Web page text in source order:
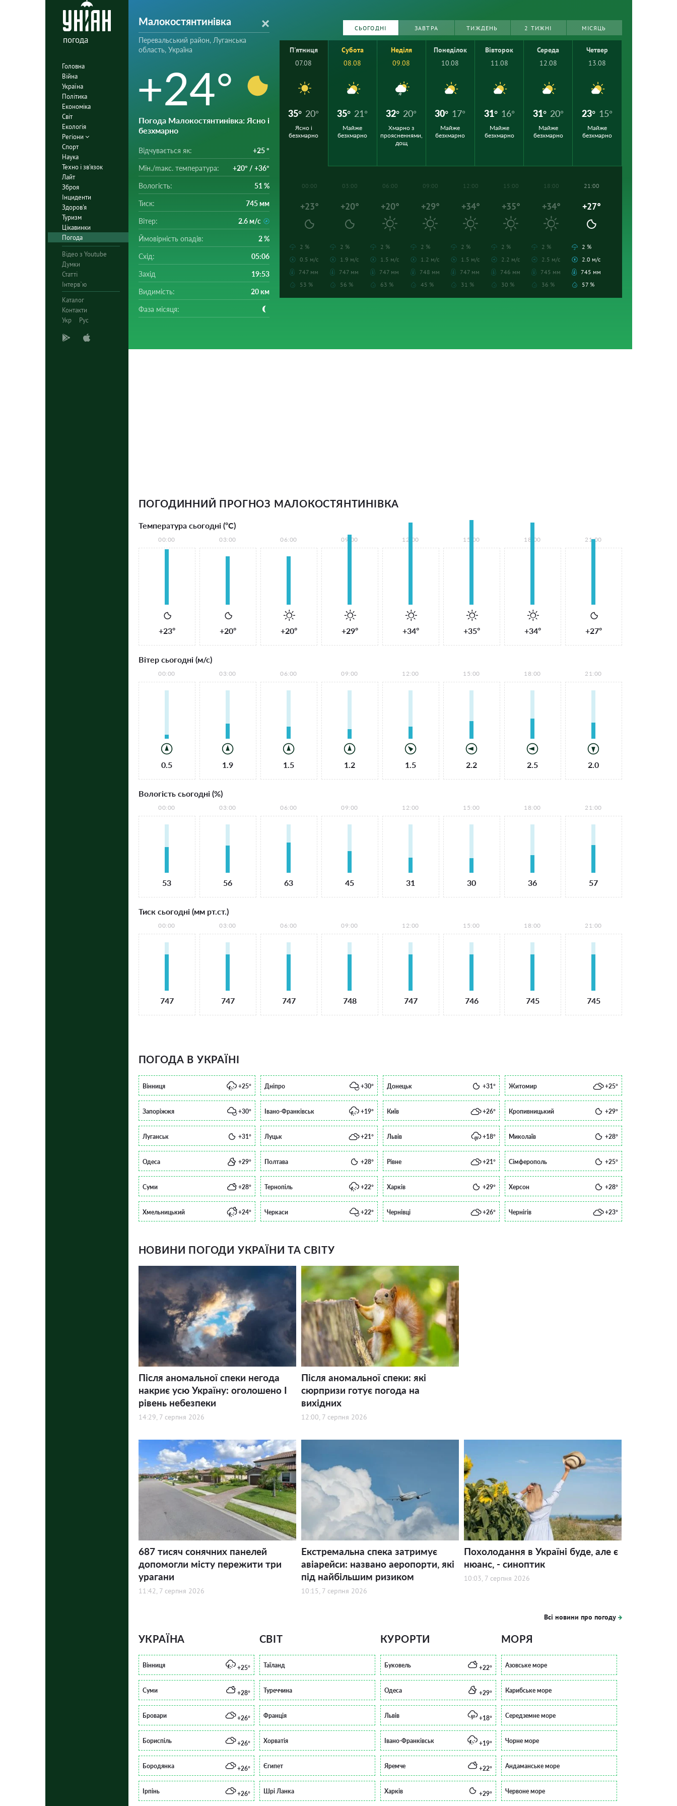
погода
Головна
Війна
Україна
Політика
Економіка
Світ
Екологія
Регіони
Спорт
Наука
Техно і зв'язок
Лайт
Зброя
Інциденти
Здоров'я
Туризм
Цікавинки
Погода
Відео з Youtube
Думки
Статті
Інтерв`ю
Каталог
Контакти
Укр
Рус
Малокостянтинівка
Перевальський район, Луганська
область, Україна
+24°
Погода Малокостянтинівка: Ясно і
безхмарно
Відчувається як: +25 °
Мін./mакс. температура: +20° / +36°
Вологість: 51 %
Тиск: 745 мм
Вітер: 2.6 м/с
Ймовірність опадів: 2 %
Схід: 05:06
Захід 19:53
Видимість: 20 км
Фаза місяця:
СЬОГОДНІ ЗАВТРА ТИЖДЕНЬ 2 ТИЖНІ МІСЯЦЬ
П'ятниця
07.08
35° 20°
Ясно і
безхмарно
Субота
08.08
35° 21°
Майже
безхмарно
Неділя
09.08
32° 20°
Хмарно з
проясненнями,
дощ
Понеділок
10.08
30° 17°
Майже
безхмарно
Вівторок
11.08
31° 16°
Майже
безхмарно
Середа
12.08
31° 20°
Майже
безхмарно
Четвер
13.08
23° 15°
Майже
безхмарно
00:00
+23°
2 %
0.5 м/с
747 мм
53 %
03:00
+20°
2 %
1.9 м/с
747 мм
56 %
06:00
+20°
2 %
1.5 м/с
747 мм
63 %
09:00
+29°
2 %
1.2 м/с
748 мм
45 %
12:00
+34°
2 %
1.5 м/с
747 мм
31 %
15:00
+35°
2 %
2.2 м/с
746 мм
30 %
18:00
+34°
2 %
2.5 м/с
745 мм
36 %
21:00
+27°
2 %
2.0 м/с
745 мм
57 %
ПОГОДИННИЙ ПРОГНОЗ МАЛОКОСТЯНТИНІВКА
Температура сьогодні (°С)
00:00
+23°
03:00
+20°
06:00
+20°
09:00
+29°
12:00
+34°
15:00
+35°
18:00
+34°
21:00
+27°
Вітер сьогодні (м/с)
00:00
0.5
03:00
1.9
06:00
1.5
09:00
1.2
12:00
1.5
15:00
2.2
18:00
2.5
21:00
2.0
Вологість сьогодні (%)
00:00
53
03:00
56
06:00
63
09:00
45
12:00
31
15:00
30
18:00
36
21:00
57
Тиск сьогодні (мм рт.ст.)
00:00
747
03:00
747
06:00
747
09:00
748
12:00
747
15:00
746
18:00
745
21:00
745
ПОГОДА В УКРАЇНІ
Вінниця +25° Дніпро +30° Донецьк +31° Житомир +25°
Запоріжжя +30° Івано-Франківськ +19° Київ +26° Кропивницький +29°
Луганськ +31° Луцьк +21° Львів +18° Миколаїв +28°
Одеса +29° Полтава +28° Рівне +21° Сімферополь +25°
Суми +28° Тернопіль +22° Харків +29° Херсон +28°
Хмельницький +24° Черкаси +22° Чернівці +26° Чернігів +23°
НОВИНИ ПОГОДИ УКРАЇНИ ТА СВІТУ
Після аномальної спеки негода
накриє усю Україну: оголошено І
рівень небезпеки
14:29, 7 серпня 2026
Після аномальної спеки: які
сюрпризи готує погода на
вихідних
12:00, 7 серпня 2026
687 тисяч сонячних панелей
допомогли місту пережити три
урагани
11:42, 7 серпня 2026
Екстремальна спека затримує
авіарейси: названо аеропорти, які
під найбільшим ризиком
10:15, 7 серпня 2026
Похолодання в Україні буде, але є
нюанс, - синоптик
10:03, 7 серпня 2026
Всі новини про погоду
УКРАЇНА
Вінниця +25°
Суми +28°
Бровари +26°
Бориспіль +26°
Бородянка +26°
Ірпінь +26°
СВІТ
Таїланд
Туреччина
Франція
Хорватія
Єгипет
Шрі Ланка
КУРОРТИ
Буковель +22°
Одеса +29°
Львів +18°
Івано-Франківськ +19°
Яремче +22°
Харків +29°
МОРЯ
Азовське море
Карибське море
Середземне море
Чорне море
Андаманське море
Червоне море